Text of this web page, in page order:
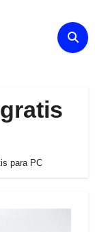
para PC